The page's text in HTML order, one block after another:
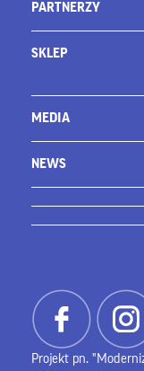
PARTNERZY
SKLEP
MEDIA
NEWS
Projekt pn.